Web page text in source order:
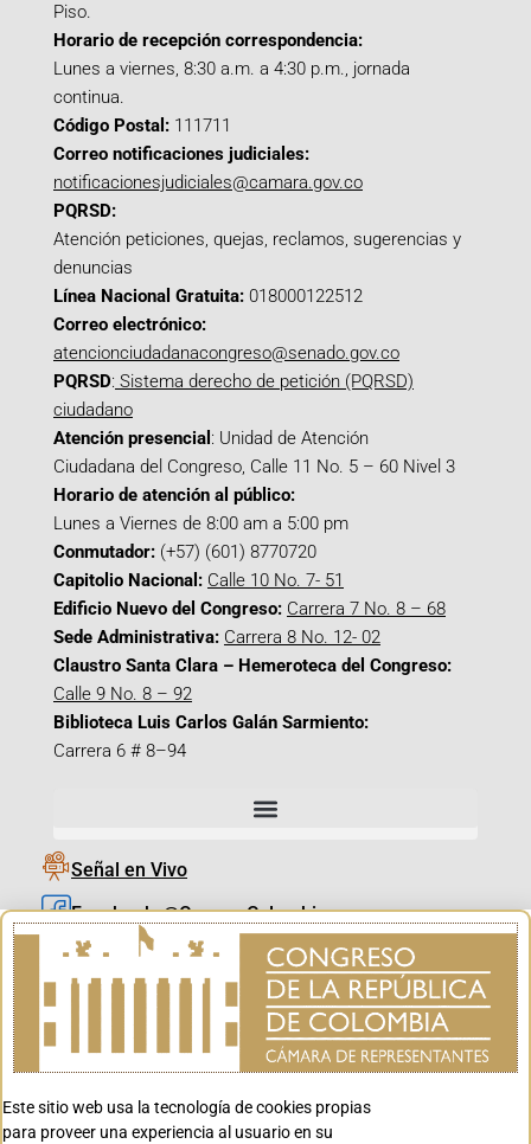
Piso.
Horario de recepción correspondencia:
Lunes a viernes, 8:30 a.m. a 4:30 p.m., jornada
continua.
Código Postal: 111711
Correo notificaciones judiciales:
notificacionesjudiciales@camara.gov.co
PQRSD:
Atención peticiones, quejas, reclamos, sugerencias y
denuncias
Línea Nacional Gratuita: 018000122512
Correo electrónico:
atencionciudadanacongreso@senado.gov.co
PQRSD: Sistema derecho de petición (PQRSD)
ciudadano
Atención presencial : Unidad de Atención
Ciudadana del Congreso, Calle 11 No. 5 – 60 Nivel 3
Horario de atención al público:
Lunes a Viernes de 8:00 am a 5:00 pm
Conmutador: (+57) (601) 8770720
Capitolio Nacional: Calle 10 No. 7- 51
Edificio Nuevo del Congreso: Carrera 7 No. 8 – 68
Sede Administrativa: Carrera 8 No. 12- 02
Claustro Santa Clara – Hemeroteca del Congreso:
Calle 9 No. 8 – 92
Biblioteca Luis Carlos Galán Sarmiento:
Carrera 6 # 8–94
Señal en Vivo
Facebook_@CamaraColombia
Instagram_@CamaraColombia
X_@CamaraColombia
Youtube_@CamaraColombia
Youtube_@CanalCongreso
Este sitio web usa la tecnología de cookies propias
para proveer una experiencia al usuario en su